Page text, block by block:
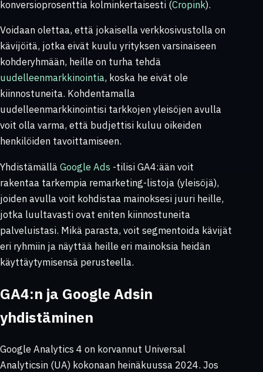
konversioprosenttia kolminkertaisesti (Cropink).
Voidaan olettaa, että jokaisella verkkosivustolla on
kävijöitä, jotka eivät kuulu yrityksen varsinaiseen
kohderyhmään, heille on turha tehdä
uudelleenmarkkinointia, koska he eivät ole
kiinnostuneita. Kohdentamalla
uudelleenmarkkinointisi tarkkojen yleisöjen avulla
voit olla varma, että budjettisi kuluu oikeiden
henkilöiden tavoittamiseen.
YhdistämälläGoogle Ads -tilisi GA4:ään voit
rakentaa tarkempia remarketing-listoja (yleisöjä),
joiden avulla voit kohdistaa mainoksesi juuri heille,
jotka luultavasti ovat eniten kiinnostuneita
palveluistasi. Mikä parasta, voit segmentoida kävijät
eri ryhmiin ja näyttää heille eri mainoksia heidän
käyttäytymisensä perusteella.
GA4:n ja Google Adsin
yhdistäminen
Google Analytics 4 on korvannut Universal
Analyticsin (UA) kokonaan heinäkuussa 2024. Jos